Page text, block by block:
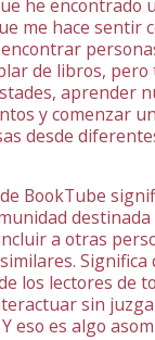
he encontrado
me hace sentir
de libros, pero
aprender
y comenzar
desde
BookTube
a otras
Significa
los lectores de
sin
eso es algo